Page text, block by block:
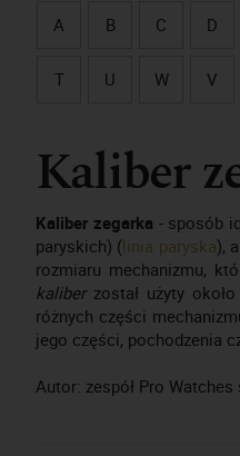
A B C D
T U W V
Kaliber
Kaliber zegarka - sposób
paryskich) (linia paryska),
rozmiaru mechanizmu,
kaliberzostał użyty około
różnych części
jego części, pochodzenia
Autor: zespół Pro Watches